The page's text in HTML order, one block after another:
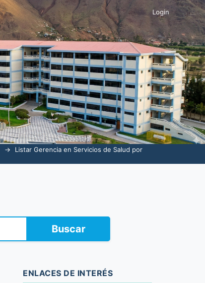
Login
→
Listar Gerencia en Servicios de Salud por
Buscar
ENLACES DE INTERÉS